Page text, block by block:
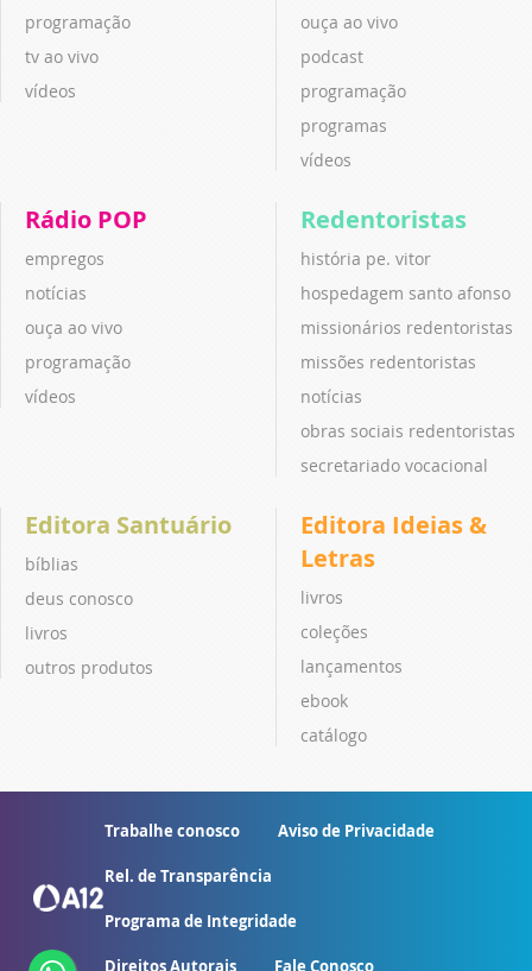
programação
tv ao vivo
vídeos
ouça ao vivo
podcast
programação
programas
vídeos
Rádio POP
empregos
notícias
ouça ao vivo
programação
vídeos
Redentoristas
história pe. vitor
hospedagem santo afonso
missionários redentoristas
missões redentoristas
notícias
obras sociais redentoristas
secretariado vocacional
Editora Santuário
bíblias
deus conosco
livros
outros produtos
Editora Ideias &
Letras
livros
coleções
lançamentos
ebook
catálogo
Trabalhe conosco Aviso de Privacidade
Rel. de Transparência
Programa de Integridade
Direitos Autorais Fale Conosco